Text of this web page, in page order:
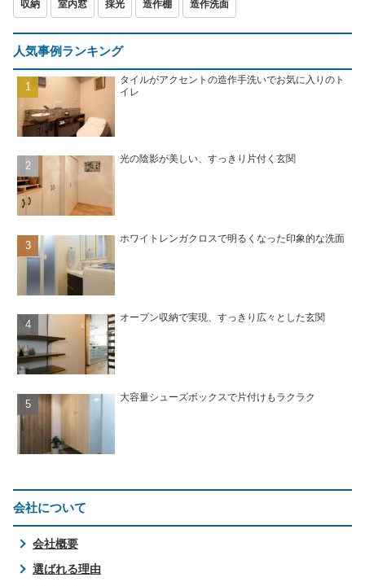
収納 室内窓 採光 造作棚 造作洗面
人気事例ランキング
タイルがアクセントの造作手洗いでお気に入りのト
イレ
光の陰影が美しい、すっきり片付く玄関
ホワイトレンガクロスで明るくなった印象的な洗面
オープン収納で実現、すっきり広々とした玄関
大容量シューズボックスで片付けもラクラク
会社について
会社概要
選ばれる理由